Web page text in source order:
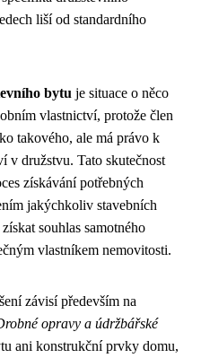
liší od standardního
bytu je situace o něco
vlastnictví, protože člen
takového, ale má právo k
v družstvu. Tato skutečnost
získávání potřebných
jakýchkoliv stavebních
souhlas samotného
vlastníkem nemovitosti.
závisí především na
opravy a údržbářské
ani konstrukční prvky domu,